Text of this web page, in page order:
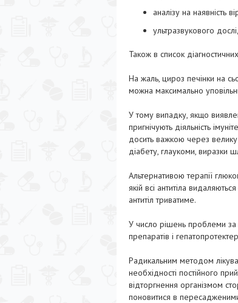
аналізу на наявність
ультразвукового
Також в список
На жаль, цироз печінки на
можна максимально
У тому випадку, якщо
пригнічують діяльність
досить важкою через велику
діабету, глаукоми, виразки
Альтернативою терапії
якій всі антитіла
антитіл триватиме.
У число рішень проблеми за
препаратів і
Радикальним методом
необхідності постійного
відторгнення організмом
поновитися в